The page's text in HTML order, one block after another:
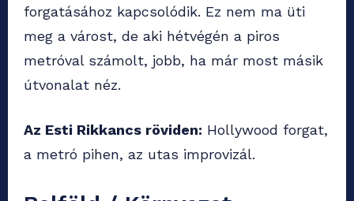
forgatásához kapcsolódik. Ez nem ma üti
meg a várost, de aki hétvégén a piros
metróval számolt, jobb, ha már most másik
útvonalat néz.
Az Esti Rikkancs röviden: Hollywood forgat,
a metró pihen, az utas improvizál.